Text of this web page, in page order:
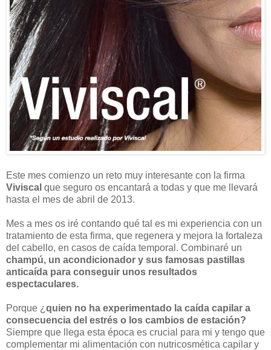
Este mes comienzo un reto muy interesante con la firma
Viviscal que seguro os encantará a todas y que me llevará
hasta el mes de abril de 2013.
Mes a mes os iré contando qué tal es mi experiencia con un
tratamiento de esta firma, que regenera y mejora la fortaleza
del cabello, en casos de caída temporal. Combinaré un
champú, un acondicionador y sus famosas pastillas
anticaída para conseguir unos resultados
espectaculares.
Porque ¿ quien no ha experimentado la caída capilar a
consecuencia del estrés o los cambios de estación?
Siempre que llega esta época es crucial para mi y tengo que
complementar mi alimentación con nutricosmética capilar y